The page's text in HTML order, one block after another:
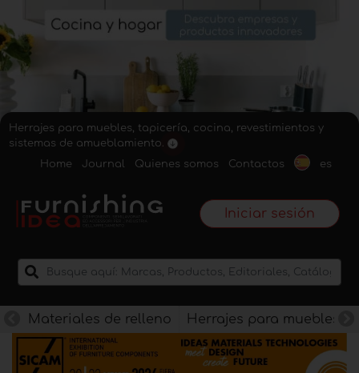
Herrajes para muebles, tapicería, cocina, revestimientos y
sistemas de amueblamiento.
Home
Journal Quienes somos Contactos es
Iniciar sesión
Materiales de relleno Herrajes para muebles